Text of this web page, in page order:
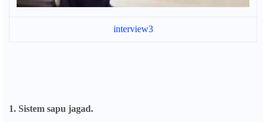
interview3
1. Sistem sapu jagad.